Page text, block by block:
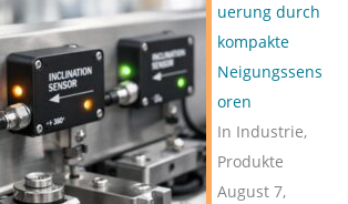
uerung durch
kompakte
Neigungssens
oren
In Industrie,
Produkte
August 7,